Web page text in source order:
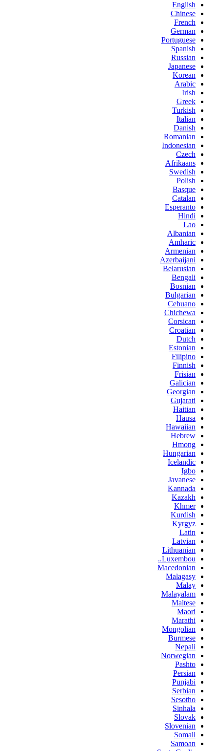
English
Chinese
French
German
Portuguese
Spanish
Russian
Japanese
Korean
Arabic
Irish
Greek
Turkish
Italian
Danish
Romanian
Indonesian
Czech
Afrikaans
Swedish
Polish
Basque
Catalan
Esperanto
Hindi
Lao
Albanian
Amharic
Armenian
Azerbaijani
Belarusian
Bengali
Bosnian
Bulgarian
Cebuano
Chichewa
Corsican
Croatian
Dutch
Estonian
Filipino
Finnish
Frisian
Galician
Georgian
Gujarati
Haitian
Hausa
Hawaiian
Hebrew
Hmong
Hungarian
Icelandic
Igbo
Javanese
Kannada
Kazakh
Khmer
Kurdish
Kyrgyz
Latin
Latvian
Lithuanian
Luxembou..
Macedonian
Malagasy
Malay
Malayalam
Maltese
Maori
Marathi
Mongolian
Burmese
Nepali
Norwegian
Pashto
Persian
Punjabi
Serbian
Sesotho
Sinhala
Slovak
Slovenian
Somali
Samoan